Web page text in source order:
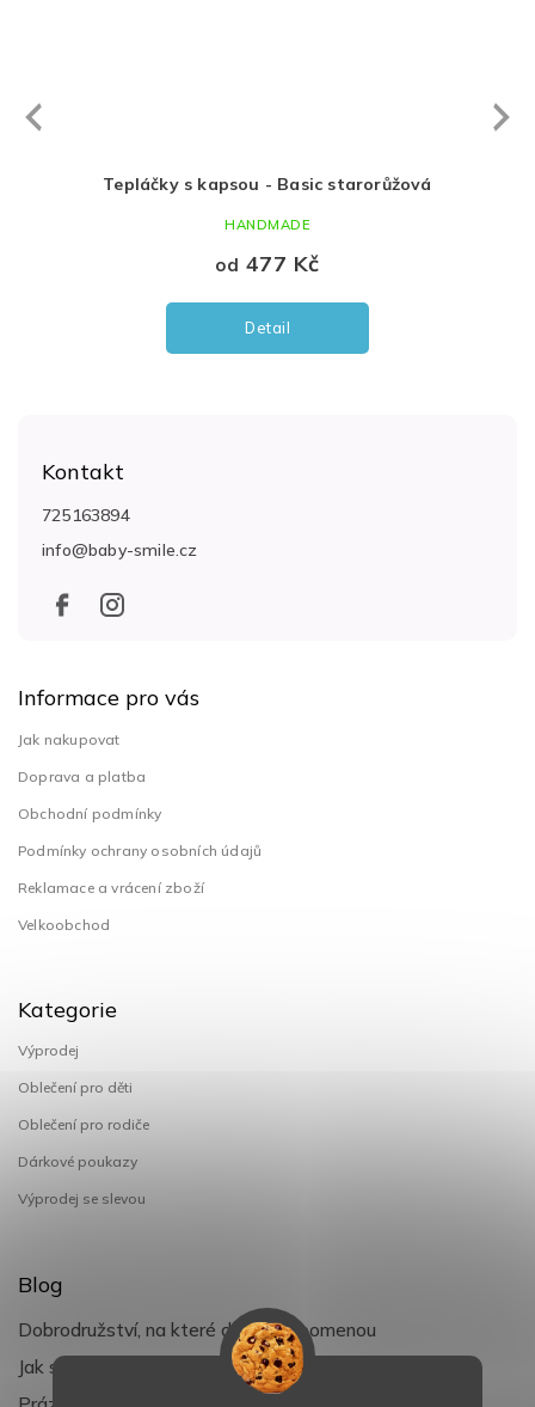
Tepláčky s kapsou - Basic starorůžová
od 477 Kč
Detail
HANDMADE
Next
Kontakt
info@baby-smile.cz
725163894
Informace pro vás
Jak nakupovat
Doprava a platba
Obchodní podmínky
Podmínky ochrany osobních údajů
Reklamace a vrácení zboží
Velkoobchod
Kategorie
Výprodej
Oblečení pro děti
Oblečení pro rodiče
Dárkové poukazy
Výprodej se slevou
Blog
Dobrodružství, na které děti nezapomenou
Jak si užít léto s dětmi naplno